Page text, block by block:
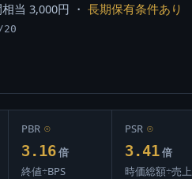
当 3,000円 ・ 長期保有条件あり
20
PBR ⊙
3.16 倍
終値÷BPS
PSR ⊙
3.41 倍
時価総額÷売上